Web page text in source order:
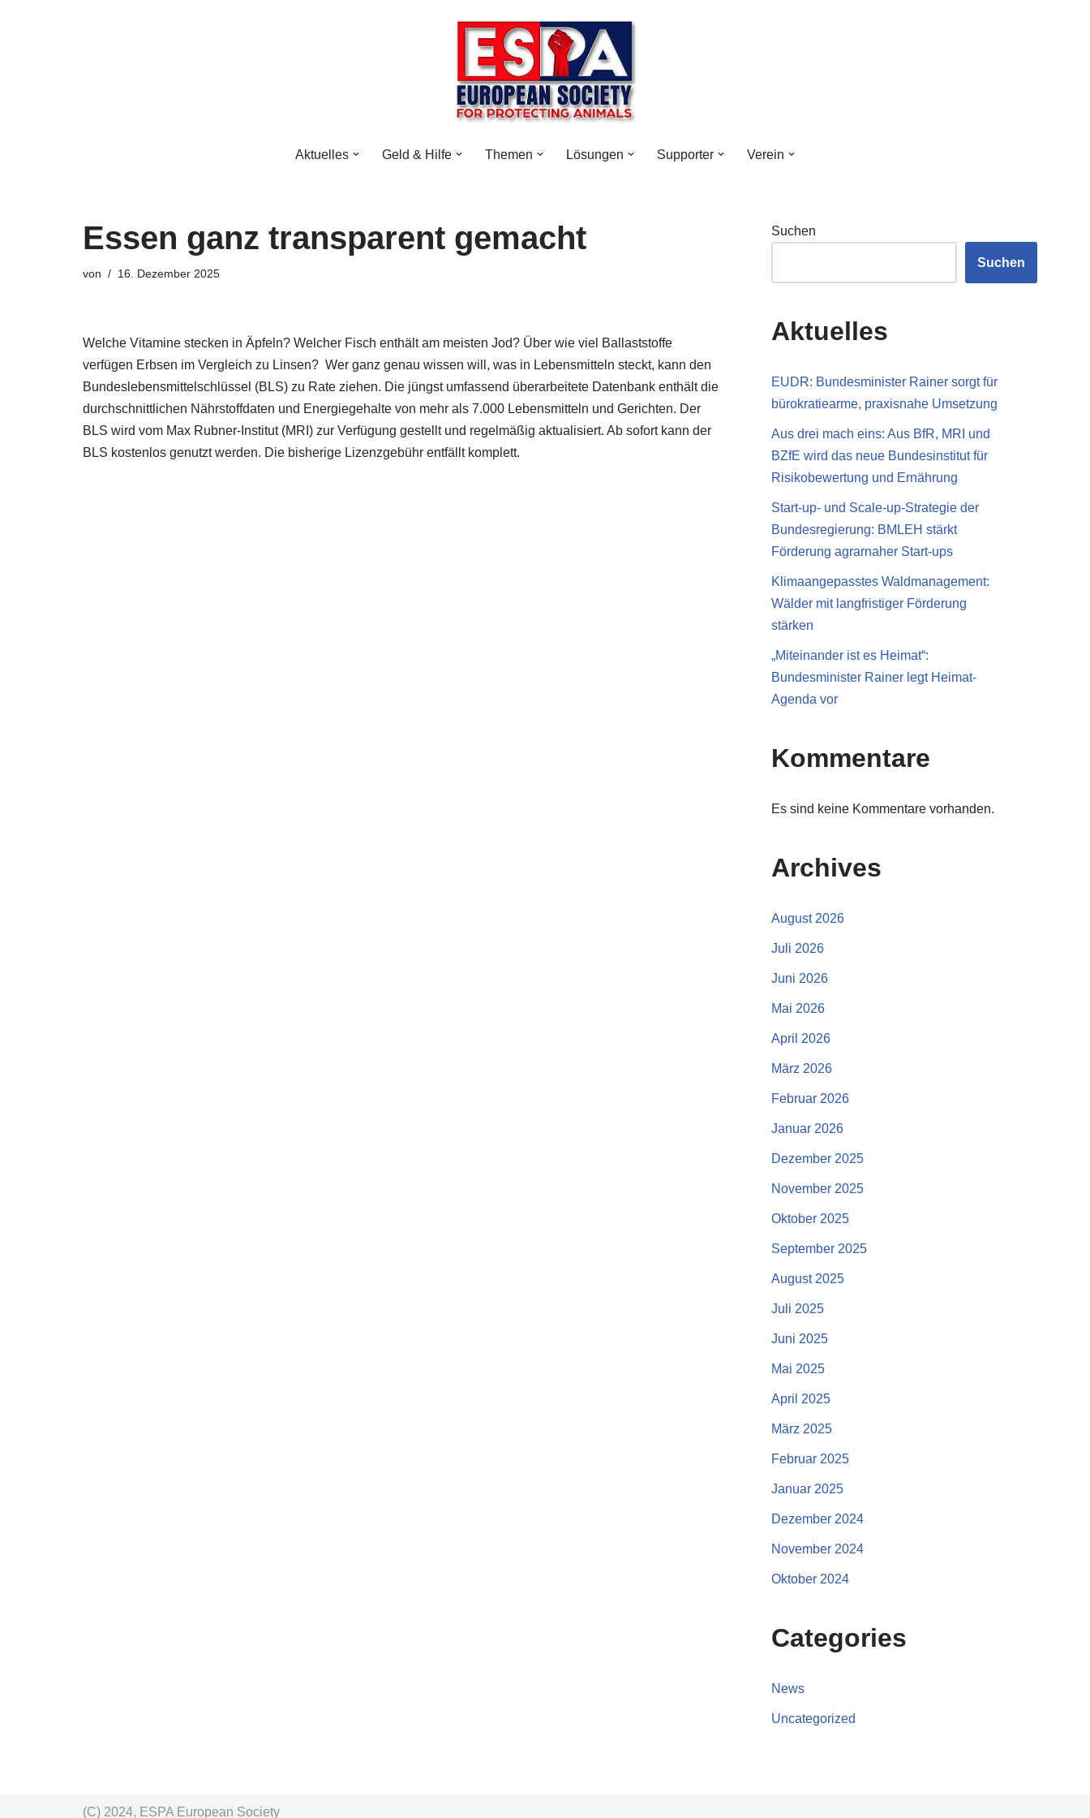
Aktuelles Geld & Hilfe Themen Lösungen Supporter Verein
Essen ganz transparent gemacht
von 16. Dezember 2025
Welche Vitamine stecken in Äpfeln? Welcher Fisch enthält am meisten Jod? Über wie viel Ballaststoffe
verfügen Erbsen im Vergleich zu Linsen? Wer ganz genau wissen will, was in Lebensmitteln steckt, kann den
Bundeslebensmittelschlüssel (BLS) zu Rate ziehen. Die jüngst umfassend überarbeitete Datenbank enthält die
durchschnittlichen Nährstoffdaten und Energiegehalte von mehr als 7.000 Lebensmitteln und Gerichten. Der
BLS wird vom Max Rubner-Institut (MRI) zur Verfügung gestellt und regelmäßig aktualisiert. Ab sofort kann der
BLS kostenlos genutzt werden. Die bisherige Lizenzgebühr entfällt komplett.
Suchen
Suchen
Aktuelles
EUDR: Bundesminister Rainer sorgt für
bürokratiearme, praxisnahe Umsetzung
Aus drei mach eins: Aus BfR, MRI und
BZfE wird das neue Bundesinstitut für
Risikobewertung und Ernährung
Start-up- und Scale-up-Strategie der
Bundesregierung: BMLEH stärkt
Förderung agrarnaher Start-ups
Klimaangepasstes Waldmanagement:
Wälder mit langfristiger Förderung
stärken
„Miteinander ist es Heimat“:
Bundesminister Rainer legt Heimat-
Agenda vor
Kommentare
Es sind keine Kommentare vorhanden.
Archives
August 2026
Juli 2026
Juni 2026
Mai 2026
April 2026
März 2026
Februar 2026
Januar 2026
Dezember 2025
November 2025
Oktober 2025
September 2025
August 2025
Juli 2025
Juni 2025
Mai 2025
April 2025
März 2025
Februar 2025
Januar 2025
Dezember 2024
November 2024
Oktober 2024
Categories
News
Uncategorized
(C) 2024, ESPA European Society